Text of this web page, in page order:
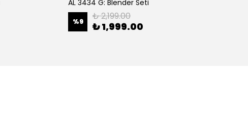
AL 3434 G: Blender Seti
%9 ₺ 2,199.00
₺ 1,999.00